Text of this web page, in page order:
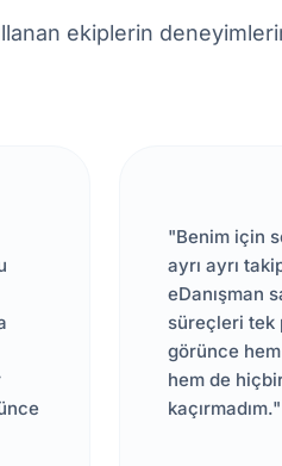
ekiplerin
"Benim için
ayrı ayrı
eDanışman
süreçleri tek
görünce
hem de
kaçırmadım."